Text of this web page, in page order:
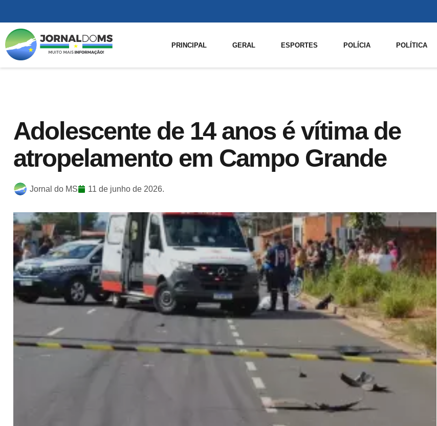
PRINCIPAL GERAL ESPORTES POLÍCIA POLÍTICA
Adolescente de 14 anos é vítima de
atropelamento em Campo Grande
Jornal do MS 11 de junho de 2026.